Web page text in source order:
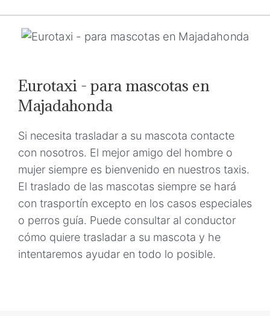
Eurotaxi - para mascotas en
Majadahonda
Si necesita trasladar a su mascota contacte
con nosotros. El mejor amigo del hombre o
mujer siempre es bienvenido en nuestros taxis.
El traslado de las mascotas siempre se hará
con trasportín excepto en los casos especiales
o perros guía. Puede consultar al conductor
cómo quiere trasladar a su mascota y he
intentaremos ayudar en todo lo posible.